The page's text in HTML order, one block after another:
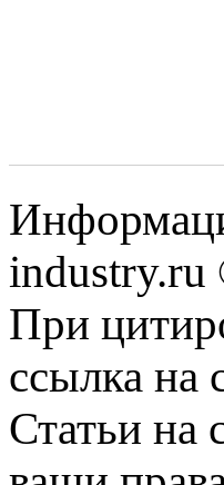
industry.ru
При
ссылка на
Статьи на